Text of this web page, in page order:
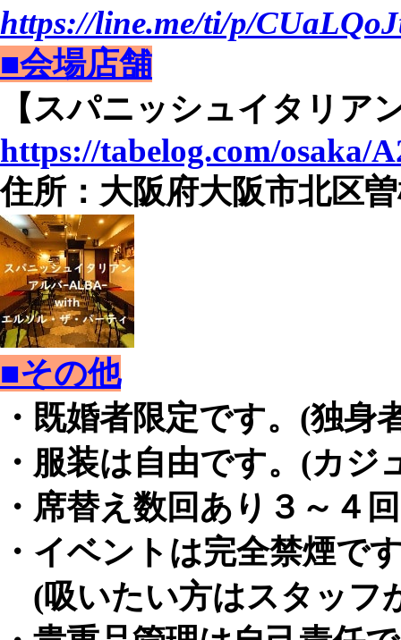
https://line.me/ti/p/
■会場店舗
【スパニッシュイタリア
https://tabelog.com/osaka/
住所：大阪府大阪市北区
■その他
・既婚者限定です。(独身
・服装は自由です。(カ
・席替え数回あり３～４回
・イベントは完全禁煙で
(吸いたい方はスタッフ